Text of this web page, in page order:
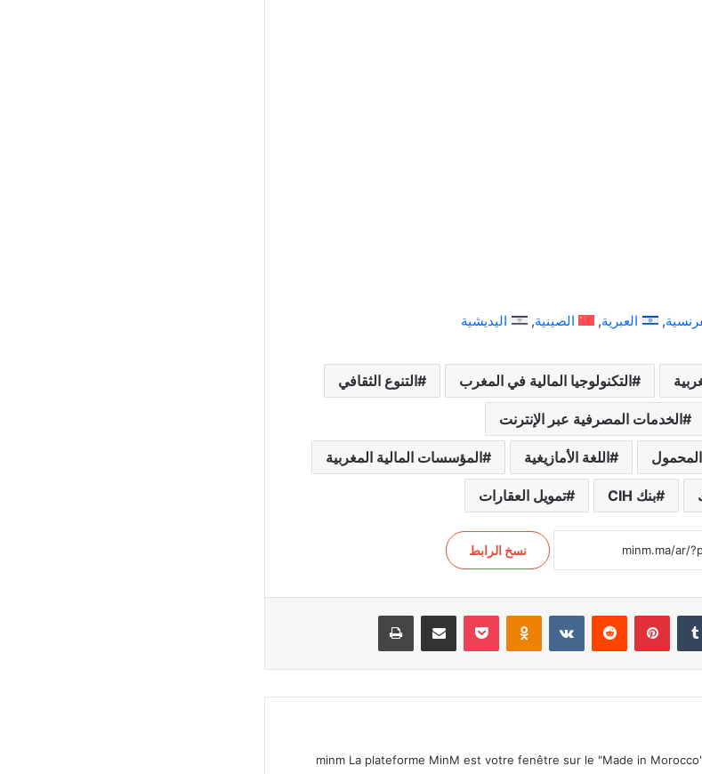
العبرية الصينية اليديشية
التكنولوجيا المالية في المغرب التنوع الثقافي
الخدمات المصرفية عبر الإنترنت
اللغة الأمازيغية المؤسسات المالية المغربية
بنك CIH تمويل العقارات
نسخ الرابط
بينتيريست Odnoklassniki
‫Pocket مشاركة عبر البريد طباعة
minm La plateforme MinM est votre fenêtre sur le "Made in